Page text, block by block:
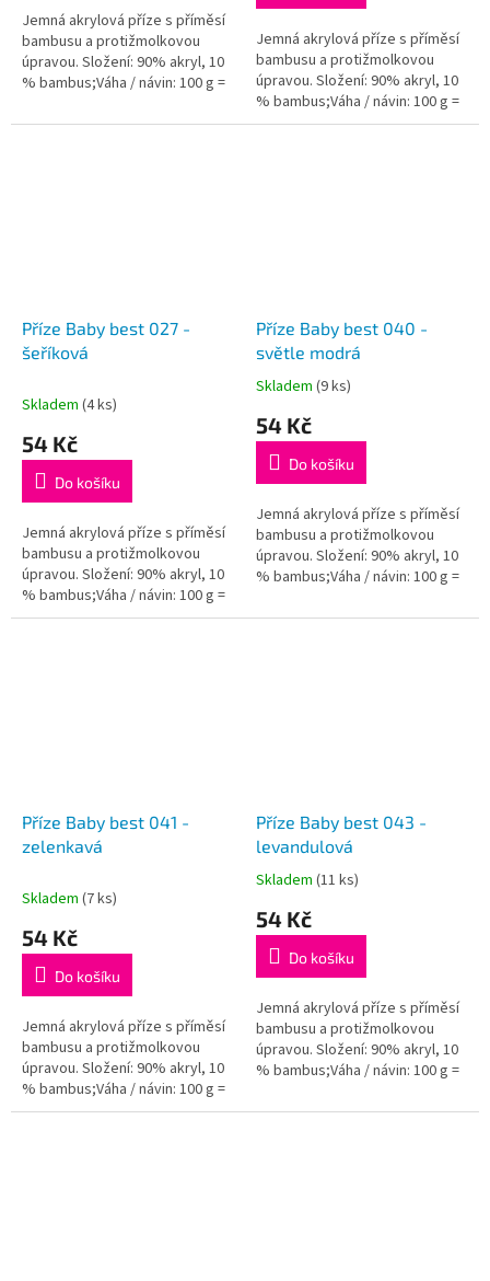
5
hvězdiček.
Jemná akrylová příze s příměsí
bambusu a protižmolkovou
úpravou. Složení: 90% akryl, 10
% bambus;Váha / návin: 100 g =
jehlic / háčku: 4 - 5...
Jemná akrylová příze s příměsí
bambusu a protižmolkovou
úpravou. Složení: 90% akryl, 10
% bambus;Váha / návin: 100 g =
240 m;Doporučená velikost
Příze Baby best 027 -
šeříková
Skladem (4 ks)
54 Kč
Do košíku
Jemná akrylová příze s příměsí
bambusu a protižmolkovou
úpravou. Složení: 90% akryl, 10
% bambus;Váha / návin: 100 g =
240 m;Doporučená velikost
Příze Baby best 040 -
světle modrá
Průměrné
produktu
5,0
5
hvězdiček.
Skladem (9 ks)
54 Kč
Do košíku
Jemná akrylová příze s příměsí
bambusu a protižmolkovou
úpravou. Složení: 90% akryl, 10
% bambus;Váha / návin: 100 g =
jehlic / háčku: 4 - 5...
Příze Baby best 041 -
zelenkavá
Skladem (7 ks)
54 Kč
Do košíku
Jemná akrylová příze s příměsí
bambusu a protižmolkovou
úpravou. Složení: 90% akryl, 10
% bambus;Váha / návin: 100 g =
240 m;Doporučená velikost
Příze Baby best 043 -
levandulová
Průměrné
produktu
5,0
5
hvězdiček.
Skladem (11 ks)
54 Kč
Do košíku
Jemná akrylová příze s příměsí
bambusu a protižmolkovou
úpravou. Složení: 90% akryl, 10
% bambus;Váha / návin: 100 g =
jehlic / háčku: 4 - 5...